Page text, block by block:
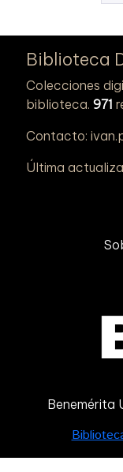
Biblioteca
Colecciones
biblioteca. 971
Contacto:
Última
Benemérita